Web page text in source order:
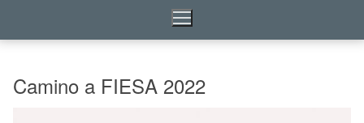
Camino a FIESA 2022